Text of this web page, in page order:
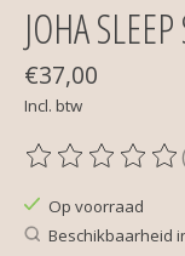
JOHA
€37,00
Incl. btw
De beoordeling
Op voorraad
Beschikbaarheid